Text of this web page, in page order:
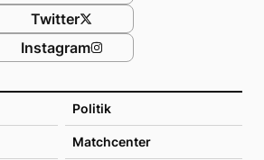
Politik
Matchcenter
Twitter
Instagram